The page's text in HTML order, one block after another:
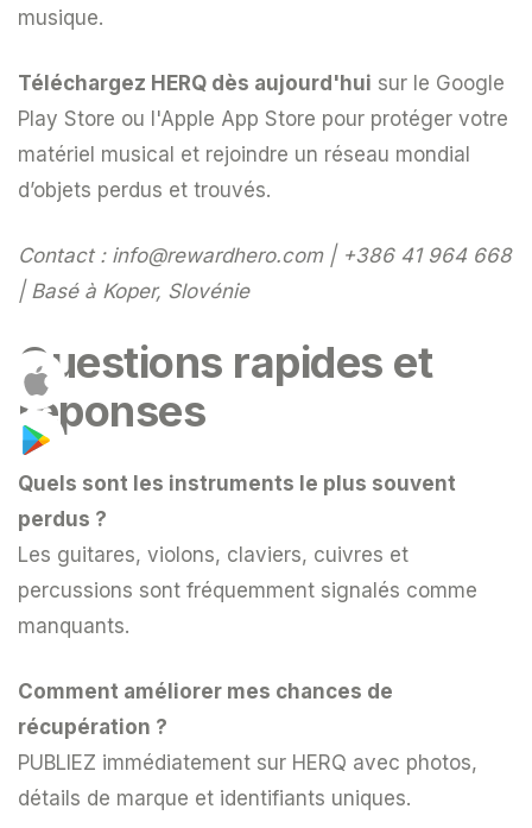
musique.
Téléchargez HERQ dès aujourd'hui sur le Google
Play Store ou l'Apple App Store pour protéger votre
matériel musical et rejoindre un réseau mondial
d’objets perdus et trouvés.
Contact : info@rewardhero.com| +386 41 964 668
| Basé à Koper, Slovénie
Questions rapides et
réponses
Quels sont les instruments le plus souvent
perdus ?
Les guitares, violons, claviers, cuivres et
percussions sont fréquemment signalés comme
manquants.
Comment améliorer mes chances de
récupération ?
PUBLIEZ immédiatement sur HERQ avec photos,
détails de marque et identifiants uniques.